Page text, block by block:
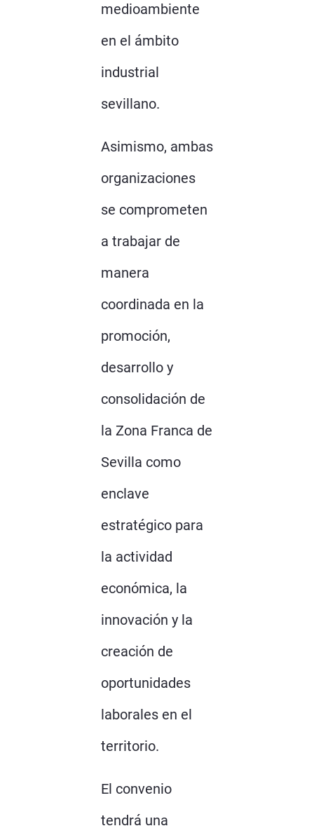
medioambiente
en el ámbito
industrial
sevillano.
Asimismo, ambas
organizaciones
se comprometen
a trabajar de
manera
coordinada en la
promoción,
desarrollo y
consolidación de
la Zona Franca de
Sevilla como
enclave
estratégico para
la actividad
económica, la
innovación y la
creación de
oportunidades
laborales en el
territorio.
El convenio
tendrá una